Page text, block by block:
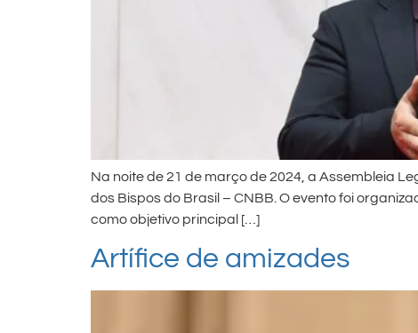
Na noite de 21 de março de 2024, a Assembleia
dos Bispos do Brasil – CNBB. O evento foi
como objetivo principal […]
Artífice de amizades